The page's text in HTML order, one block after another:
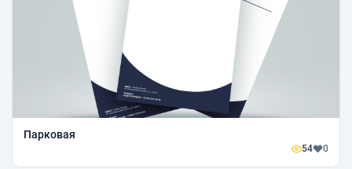
Парковая
54 0